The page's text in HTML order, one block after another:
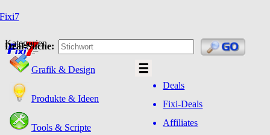
Deals
Fixi-Deals
Affiliates
Deal-Suche:
Kategorien
Grafik & Design
Produkte & Ideen
Tools & Scripte